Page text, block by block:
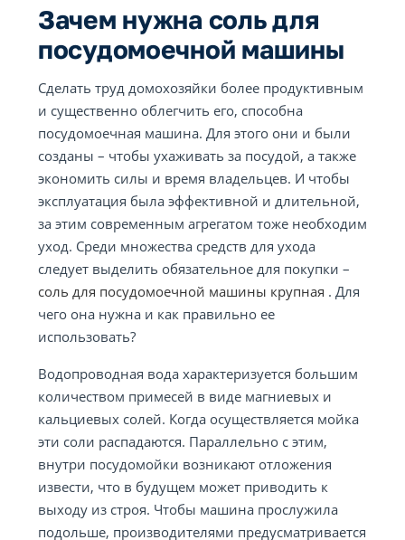
Зачем нужна соль для
посудомоечной машины
Сделать труд домохозяйки более продуктивным
и существенно облегчить его, способна
посудомоечная машина. Для этого они и были
созданы – чтобы ухаживать за посудой, а также
экономить силы и время владельцев. И чтобы
эксплуатация была эффективной и длительной,
за этим современным агрегатом тоже необходим
уход. Среди множества средств для ухода
следует выделить обязательное для покупки –
соль для посудомоечной машины крупная . Для
чего она нужна и как правильно ее
использовать?
Водопроводная вода характеризуется большим
количеством примесей в виде магниевых и
кальциевых солей. Когда осуществляется мойка
эти соли распадаются. Параллельно с этим,
внутри посудомойки возникают отложения
извести, что в будущем может приводить к
выходу из строя. Чтобы машина прослужила
подольше, производителями предусматривается